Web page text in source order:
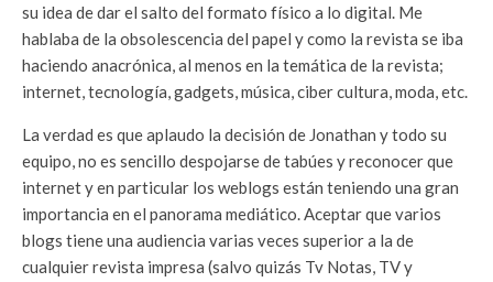
su idea de dar el salto del formato físico a lo digital. Me
hablaba de la obsolescencia del papel y como la revista se iba
haciendo anacrónica, al menos en la temática de la revista;
internet, tecnología, gadgets, música, ciber cultura, moda, etc.
La verdad es que aplaudo la decisión de Jonathan y todo su
equipo, no es sencillo despojarse de tabúes y reconocer que
internet y en particular los weblogs están teniendo una gran
importancia en el panorama mediático. Aceptar que varios
blogs tiene una audiencia varias veces superior a la de
cualquier revista impresa (salvo quizás Tv Notas, TV y